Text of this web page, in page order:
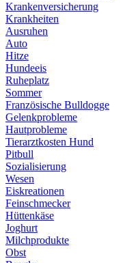
Krankenversicherung
Krankheiten
Ausruhen
Auto
Hitze
Hundeeis
Ruheplatz
Sommer
Französische Bulldogge
Gelenkprobleme
Hautprobleme
Tierarztkosten Hund
Pitbull
Sozialisierung
Wesen
Eiskreationen
Feinschmecker
Hüttenkäse
Joghurt
Milchprodukte
Obst